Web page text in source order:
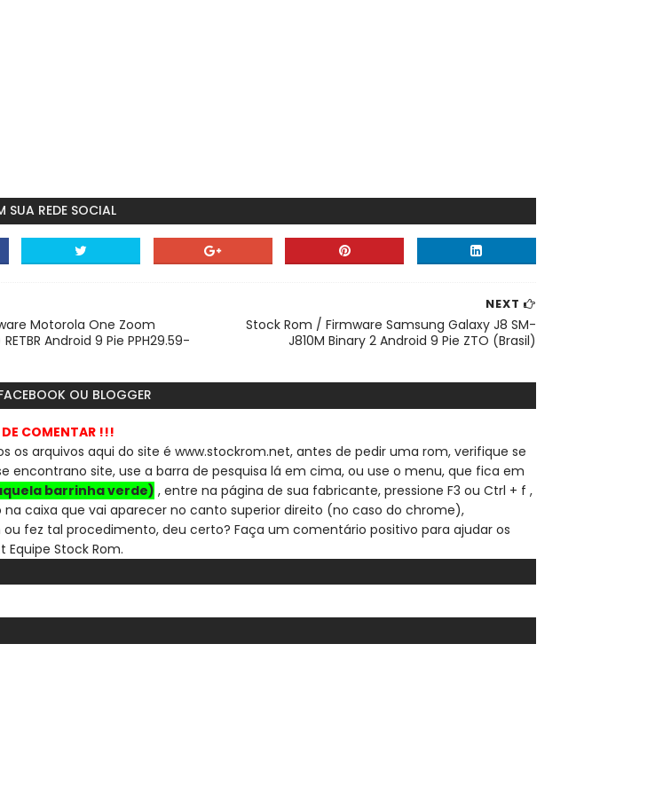
SUA REDE SOCIAL
NEXT
Stock Rom / Firmware Samsung Galaxy J8 SM-
J810M Binary 2 Android 9 Pie ZTO (Brasil)
Motorola One Zoom
RETBR Android 9 Pie PPH29.59-
OU BLOGGER
COMENTAR !!!
os arquivos aqui do site é www.stockrom.net, antes de pedir uma rom, verifique se
encontrano site, use a barra de pesquisa lá em cima, ou use o menu, que fica em
barrinha verde) , entre na página de sua fabricante, pressione F3 ou Ctrl + f ,
na caixa que vai aparecer no canto superior direito (no caso do chrome),
fez tal procedimento, deu certo? Faça um comentário positivo para ajudar os
Equipe Stock Rom.